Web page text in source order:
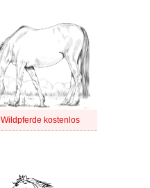
Wildpferde kostenlos